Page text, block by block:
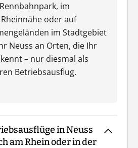
im
oder auf
im Stadtgebiet
Neuss an Orten, die Ihr
– nur diesmal als
Betriebsausflug.
in Neuss
am Rhein oder in der